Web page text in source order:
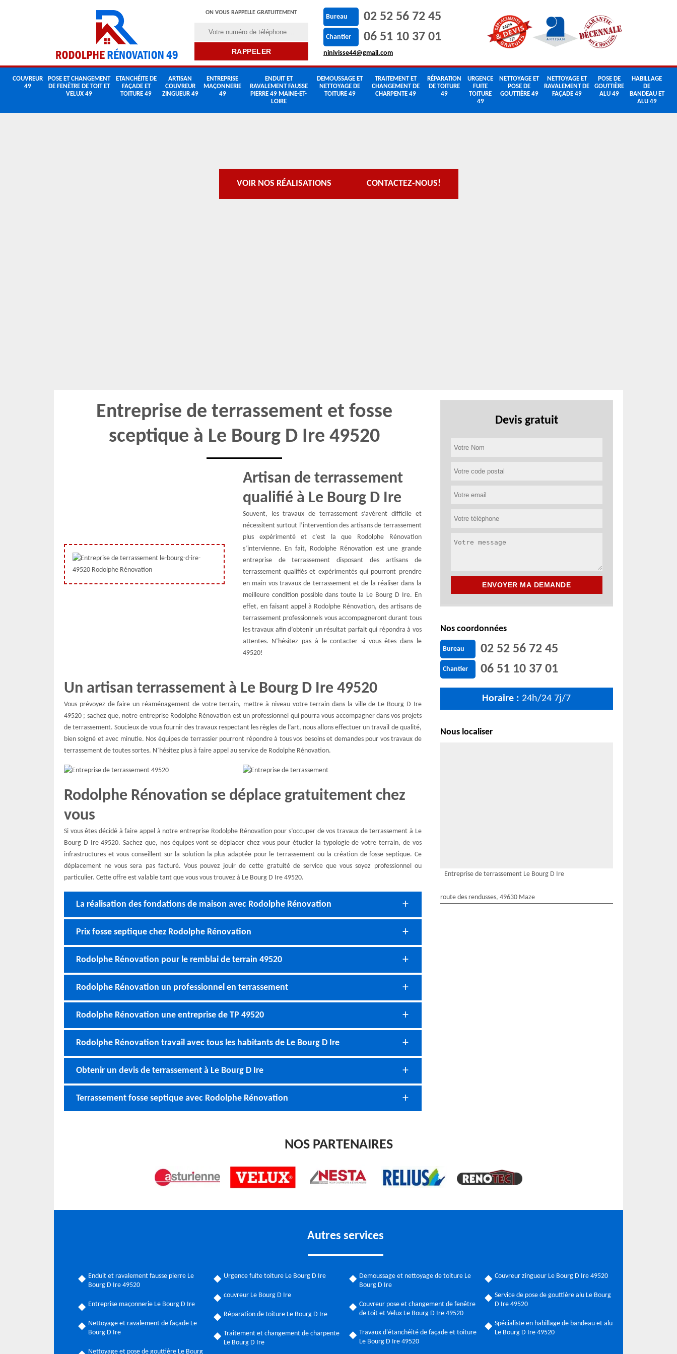
ON VOUS RAPPELLE GRATUITEMENT
Bureau 02 52 56 72 45
Chantier 06 51 10 37 01
ninivisse44@gmail.com
COUVREUR
49
POSE ET CHANGEMENT
DE FENÊTRE DE TOIT ET
VELUX 49
ETANCHÉITE DE
FAÇADE ET
TOITURE 49
ARTISAN
COUVREUR
ZINGUEUR 49
ENTREPRISE
MAÇONNERIE
49
ENDUIT ET
RAVALEMENT FAUSSE
PIERRE 49 MAINE-ET-
LOIRE
DEMOUSSAGE ET
NETTOYAGE DE
TOITURE 49
TRAITEMENT ET
CHANGEMENT DE
CHARPENTE 49
RÉPARATION
DE TOITURE
49
URGENCE
FUITE
TOITURE
49
NETTOYAGE ET
POSE DE
GOUTTIÈRE 49
NETTOYAGE ET
RAVALEMENT DE
FAÇADE 49
POSE DE
GOUTTIÈRE
ALU 49
HABILLAGE
DE
BANDEAU ET
ALU 49
VOIR NOS RÉALISATIONS CONTACTEZ-NOUS!
Entreprise de terrassement et fosse
sceptique à Le Bourg D Ire 49520
Artisan de terrassement
qualifié à Le Bourg D Ire
Souvent, les travaux de terrassement s’avèrent difficile et
nécessitent surtout l’intervention des artisans de terrassement
plus expérimenté et c’est la que Rodolphe Rénovation
s’intervienne. En fait, Rodolphe Rénovation est une grande
entreprise de terrassement disposant des artisans de
terrassement qualifiés et expérimentés qui pourront prendre
en main vos travaux de terrassement et de la réaliser dans la
meilleure condition possible dans toute la Le Bourg D Ire. En
effet, en faisant appel à Rodolphe Rénovation, des artisans de
terrassement professionnels vous accompagneront durant tous
les travaux afin d’obtenir un résultat parfait qui répondra à vos
attentes. N’hésitez pas à le contacter si vous êtes dans le
49520!
Un artisan terrassement à Le Bourg D Ire 49520
Vous prévoyez de faire un réaménagement de votre terrain, mettre à niveau votre terrain dans la ville de Le Bourg D Ire
49520 ; sachez que, notre entreprise Rodolphe Rénovation est un professionnel qui pourra vous accompagner dans vos projets
de terrassement. Soucieux de vous fournir des travaux respectant les règles de l’art, nous allons effectuer un travail de qualité,
bien soigné et avec minutie. Nos équipes de terrassier pourront répondre à tous vos besoins et demandes pour vos travaux de
terrassement de toutes sortes. N’hésitez plus à faire appel au service de Rodolphe Rénovation.
Rodolphe Rénovation se déplace gratuitement chez
vous
Si vous êtes décidé à faire appel à notre entreprise Rodolphe Rénovation pour s’occuper de vos travaux de terrassement à Le
Bourg D Ire 49520. Sachez que, nos équipes vont se déplacer chez vous pour étudier la typologie de votre terrain, de vos
infrastructures et vous conseillent sur la solution la plus adaptée pour le terrassement ou la création de fosse septique. Ce
déplacement ne vous sera pas facturé. Vous pouvez jouir de cette gratuité de service que vous soyez professionnel ou
particulier. Cette offre est valable tant que vous vous trouvez à Le Bourg D Ire 49520.
La réalisation des fondations de maison avec Rodolphe Rénovation
Prix fosse septique chez Rodolphe Rénovation
Rodolphe Rénovation pour le remblai de terrain 49520
Rodolphe Rénovation un professionnel en terrassement
Rodolphe Rénovation une entreprise de TP 49520
Rodolphe Rénovation travail avec tous les habitants de Le Bourg D Ire
Obtenir un devis de terrassement à Le Bourg D Ire
Terrassement fosse septique avec Rodolphe Rénovation
Devis gratuit
Nos coordonnées
Bureau 02 52 56 72 45
Chantier 06 51 10 37 01
Horaire : 24h/24 7j/7
Nous localiser
Entreprise de terrassement Le Bourg D Ire
route des rendusses, 49630 Maze
NOS PARTENAIRES
Autres services
Enduit et ravalement fausse pierre Le
Bourg D Ire 49520
Entreprise maçonnerie Le Bourg D Ire
Nettoyage et ravalement de façade Le
Bourg D Ire
Nettoyage et pose de gouttière Le Bourg
Urgence fuite toiture Le Bourg D Ire
couvreur Le Bourg D Ire
Réparation de toiture Le Bourg D Ire
Traitement et changement de charpente
Le Bourg D Ire
Demoussage et nettoyage de toiture Le
Bourg D Ire
Couvreur pose et changement de fenêtre
de toit et Velux Le Bourg D Ire 49520
Travaux d'étanchéité de façade et toiture
Le Bourg D Ire 49520
Couvreur zingueur Le Bourg D Ire 49520
Service de pose de gouttière alu Le Bourg
D Ire 49520
Spécialiste en habillage de bandeau et alu
Le Bourg D Ire 49520